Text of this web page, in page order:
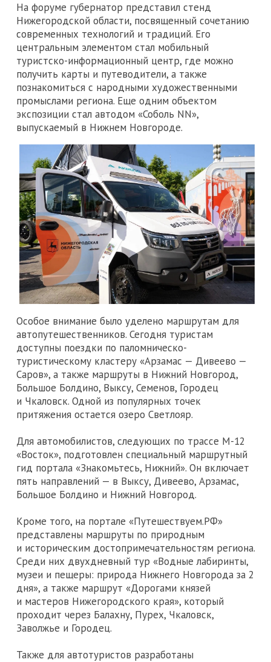
На форуме губернатор представил стенд
Нижегородской области, посвященный сочетанию
современных технологий и традиций. Его
центральным элементом стал мобильный
туристско-информационный центр, где можно
получить карты и путеводители, а также
познакомиться с народными художественными
промыслами региона. Еще одним объектом
экспозиции стал автодом «Соболь NN»,
выпускаемый в Нижнем Новгороде.
Особое внимание было уделено маршрутам для
автопутешественников. Сегодня туристам
доступны поездки по паломническо-
туристическому кластеру «Арзамас — Дивеево —
Саров», а также маршруты в Нижний Новгород,
Большое Болдино, Выксу, Семенов, Городец
и Чкаловск. Одной из популярных точек
притяжения остается озеро Светлояр.
Для автомобилистов, следующих по трассе М-12
«Восток», подготовлен специальный маршрутный
гид портала «Знакомьтесь, Нижний». Он включает
пять направлений — в Выксу, Дивеево, Арзамас,
Большое Болдино и Нижний Новгород.
Кроме того, на портале «Путешествуем.РФ»
представлены маршруты по природным
и историческим достопримечательностям региона.
Среди них двухдневный тур «Водные лабиринты,
музеи и пещеры: природа Нижнего Новгорода за 2
дня», а также маршрут «Дорогами князей
и мастеров Нижегородского края», который
проходит через Балахну, Пурех, Чкаловск,
Заволжье и Городец.
Также для автотуристов разработаны